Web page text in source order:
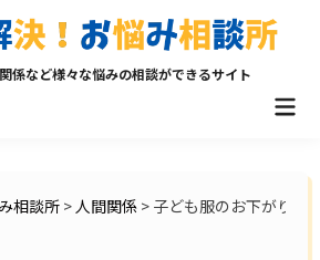
係など様々な悩みの相談ができるサイト
相談所 > 人間関係 > 子ども服のお下がりを